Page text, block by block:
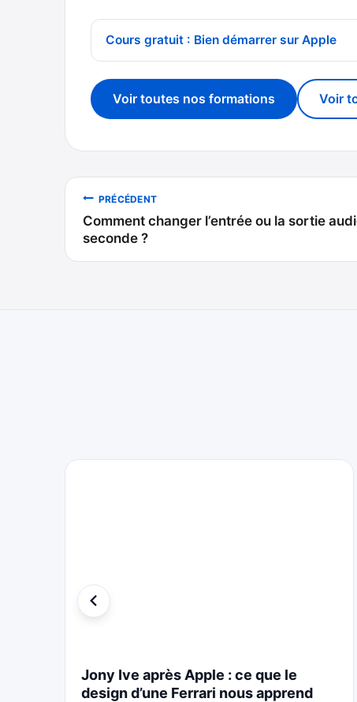
Cours gratuit : Bien démarrer sur Apple
Voir toutes nos formations Voir
Navigation
de
l’article
PRÉCÉDENT
Comment changer l’entrée ou la sortie
seconde ?
Jony Ive après Apple : ce que le
design d’une Ferrari nous apprend